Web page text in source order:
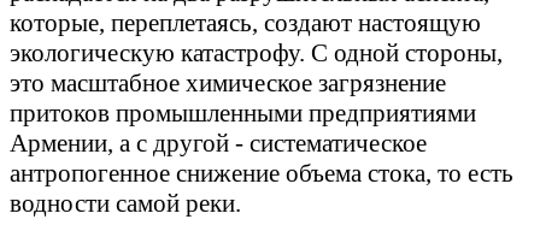
которые, переплетаясь, создают настоящую
экологическую катастрофу. С одной стороны,
это масштабное химическое загрязнение
притоков промышленными предприятиями
Армении, а с другой - систематическое
антропогенное снижение объема стока, то есть
водности самой реки.